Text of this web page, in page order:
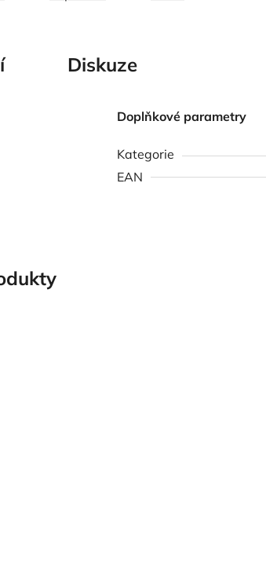
Diskuze
Doplňkové parametry
Kategorie
EAN